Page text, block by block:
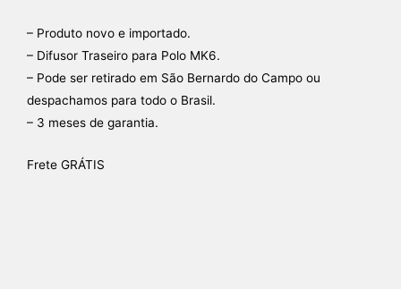
– Produto novo e importado.
– Difusor Traseiro para Polo MK6.
– Pode ser retirado em São Bernardo do Campo ou
despachamos para todo o Brasil.
– 3 meses de garantia.
Frete GRÁTIS